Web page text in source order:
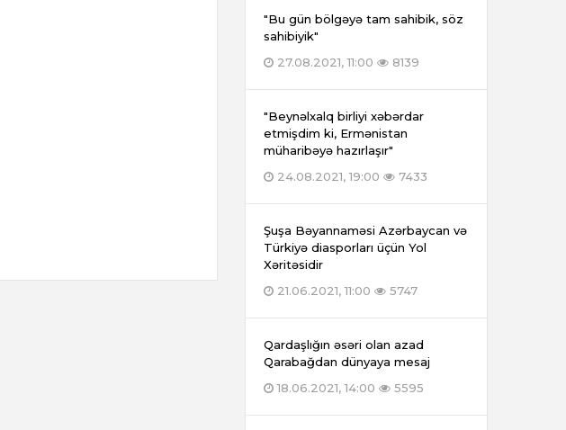
"Bu gün bölgəyə tam sahibik, söz
sahibiyik"
27.08.2021, 11:00
8139
"Beynəlxalq birliyi xəbərdar
etmişdim ki, Ermənistan
müharibəyə hazırlaşır"
24.08.2021, 19:00
7433
Şuşa Bəyannaməsi Azərbaycan və
Türkiyə diasporları üçün Yol
Xəritəsidir
21.06.2021, 11:00
5747
Qardaşlığın əsəri olan azad
Qarabağdan dünyaya mesaj
18.06.2021, 14:00
5595